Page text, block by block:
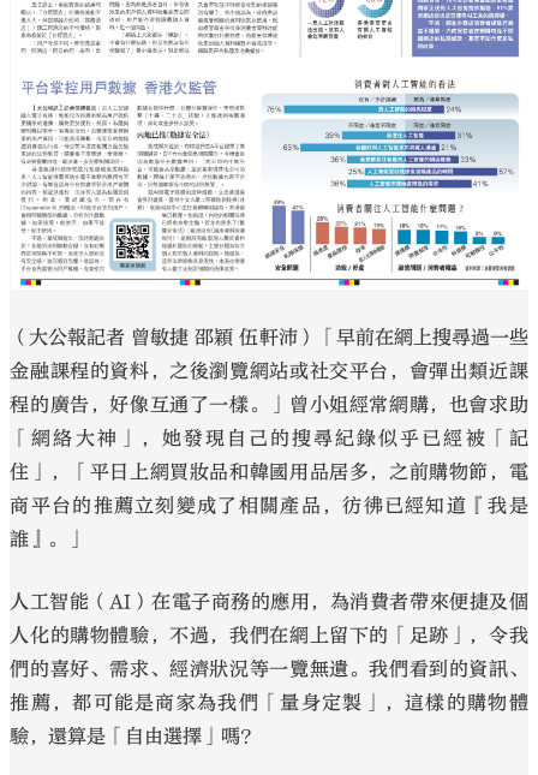
（大公報記者 曾敏捷 邵穎 伍軒沛）「早前在網上搜尋過一些
金融課程的資料，之後瀏覽網站或社交平台，會彈出類近課
程的廣告，好像互通了一樣。」曾小姐經常網購，也會求助
「網絡大神」，她發現自己的搜尋紀錄似乎已經被「記
住」，「平日上網買妝品和韓國用品居多，之前購物節，電
商平台的推薦立刻變成了相關產品，彷彿已經知道『我是
誰』。」
人工智能（AI）在電子商務的應用，為消費者帶來便捷及個
人化的購物體驗，不過，我們在網上留下的「足跡」，令我
們的喜好、需求、經濟狀況等一覽無遺。我們看到的資訊、
推薦，都可能是商家為我們「量身定製」，這樣的購物體
驗，還算是「自由選擇」嗎？